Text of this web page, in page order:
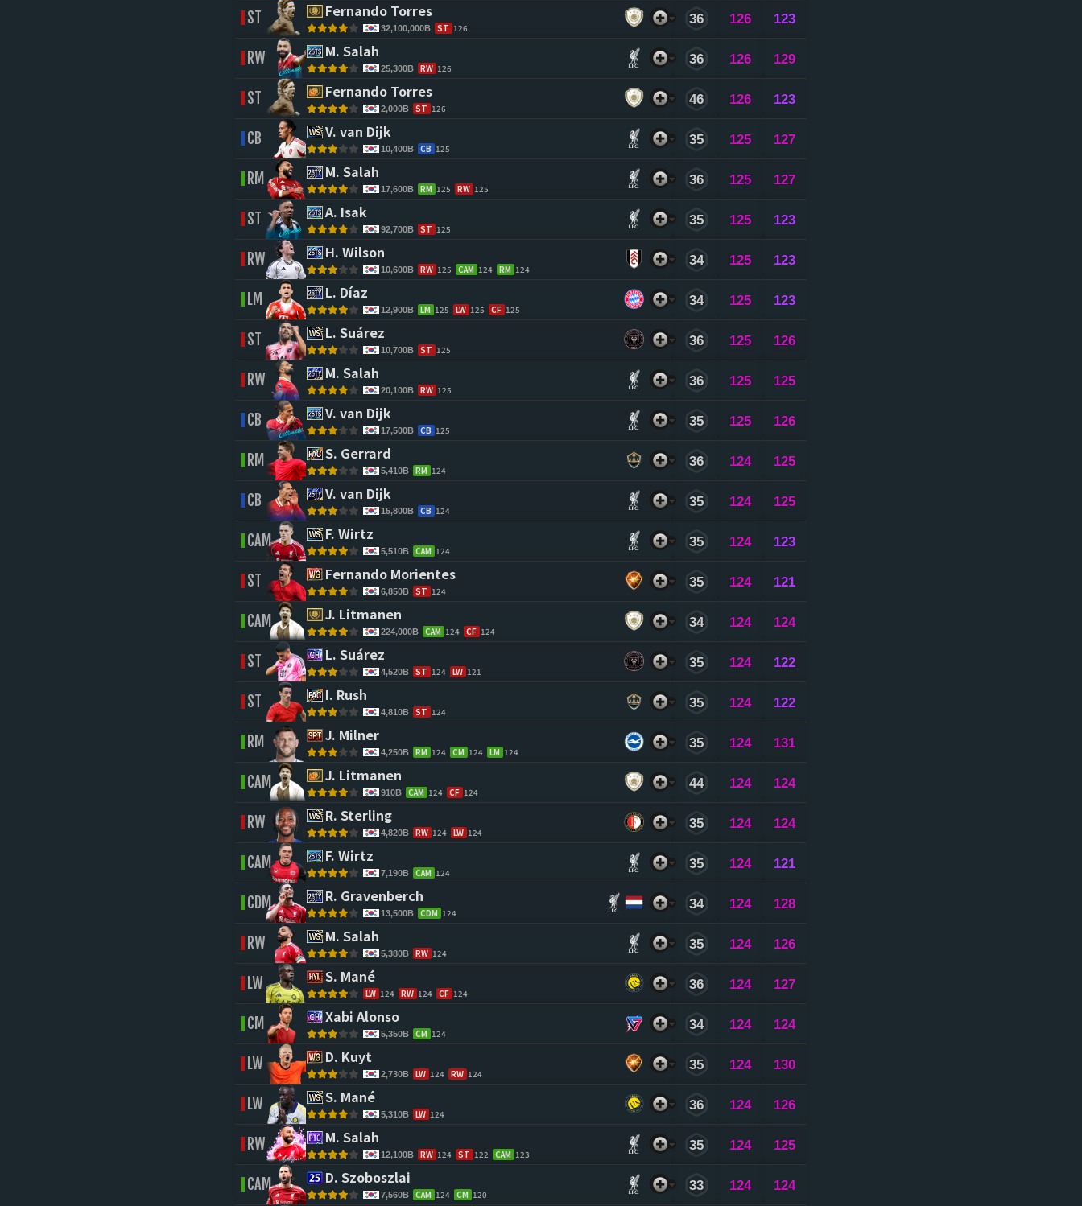
ST Fernando Torres
32,100,000B ST 126
36 126 123
RW M. Salah
25,300B RW 126
36 126 129
ST Fernando Torres
2,000B ST 126
46 126 123
CB V. van Dijk
10,400B CB 125
35 125 127
RM M. Salah
17,600B RM 125 RW 125
36 125 127
ST A. Isak
92,700B ST 125
35 125 123
RW H. Wilson
10,600B RW 125 CAM 124 RM 124
34 125 123
LM L. Díaz
12,900B LM 125 LW 125 CF 125
34 125 123
ST L. Suárez
10,700B ST 125
36 125 126
RW M. Salah
20,100B RW 125
36 125 125
CB V. van Dijk
17,500B CB 125
35 125 126
RM S. Gerrard
5,410B RM 124
36 124 125
CB V. van Dijk
15,800B CB 124
35 124 125
CAM F. Wirtz
5,510B CAM 124
35 124 123
ST Fernando Morientes
6,850B ST 124
35 124 121
CAM J. Litmanen
224,000B CAM 124 CF 124
34 124 124
ST L. Suárez
4,520B ST 124 LW 121
35 124 122
ST I. Rush
4,810B ST 124
35 124 122
RM J. Milner
4,250B RM 124 CM 124 LM 124
35 124 131
CAM J. Litmanen
910B CAM 124 CF 124
44 124 124
RW R. Sterling
4,820B RW 124 LW 124
35 124 124
CAM F. Wirtz
7,190B CAM 124
35 124 121
CDM R. Gravenberch
13,500B CDM 124
34 124 128
RW M. Salah
5,380B RW 124
35 124 126
LW S. Mané
LW 124 RW 124 CF 124
36 124 127
CM Xabi Alonso
5,350B CM 124
34 124 124
LW D. Kuyt
2,730B LW 124 RW 124
35 124 130
LW S. Mané
5,310B LW 124
36 124 126
RW M. Salah
12,100B RW 124 ST 122 CAM 123
35 124 125
CAM D. Szoboszlai
7,560B CAM 124 CM 120
33 124 124